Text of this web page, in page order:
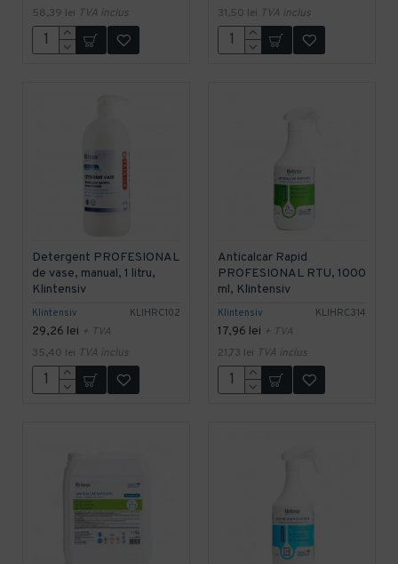
58,39 lei TVA inclus 31,50 lei TVA inclus
Klintensiv KLIHRC102
Detergent PROFESIONAL
de vase, manual, 1 litru,
Klintensiv
29,26 lei + TVA
35,40 lei TVA inclus
Klintensiv KLIHRC314
Anticalcar Rapid
PROFESIONAL RTU, 1000
ml, Klintensiv
17,96 lei + TVA
21,73 lei TVA inclus